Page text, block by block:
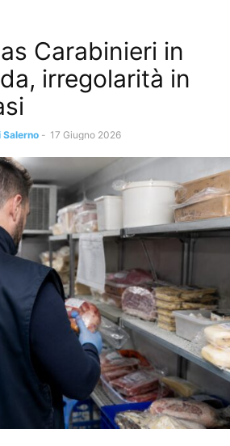
Carabinieri in
irregolarità in
Salerno - 17 Giugno 2026